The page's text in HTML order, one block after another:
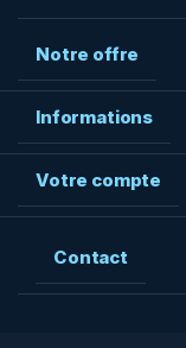
Notre offre
Informations
Votre compte
Contact